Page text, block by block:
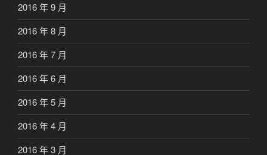
2016 年 9 月
2016 年 8 月
2016 年 7 月
2016 年 6 月
2016 年 5 月
2016 年 4 月
2016 年 3 月